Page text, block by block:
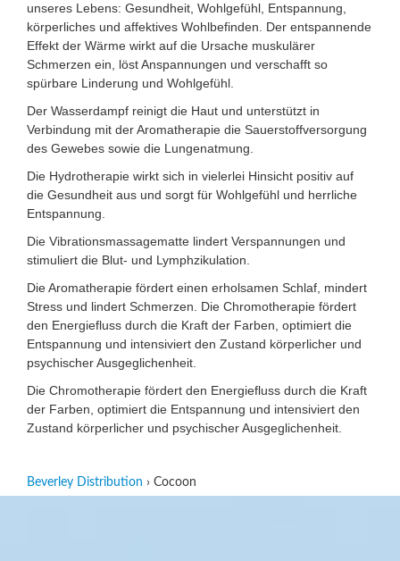
unseres Lebens: Gesundheit, Wohlgefühl, Entspannung,
körperliches und affektives Wohlbefinden. Der entspannende
Effekt der Wärme wirkt auf die Ursache muskulärer
Schmerzen ein, löst Anspannungen und verschafft so
spürbare Linderung und Wohlgefühl.
Der Wasserdampf reinigt die Haut und unterstützt in
Verbindung mit der Aromatherapie die Sauerstoffversorgung
des Gewebes sowie die Lungenatmung.
Die Hydrotherapie wirkt sich in vielerlei Hinsicht positiv auf
die Gesundheit aus und sorgt für Wohlgefühl und herrliche
Entspannung.
Die Vibrationsmassagematte lindert Verspannungen und
stimuliert die Blut- und Lymphzikulation.
Die Aromatherapie fördert einen erholsamen Schlaf, mindert
Stress und lindert Schmerzen. Die Chromotherapie fördert
den Energiefluss durch die Kraft der Farben, optimiert die
Entspannung und intensiviert den Zustand körperlicher und
psychischer Ausgeglichenheit.
Die Chromotherapie fördert den Energiefluss durch die Kraft
der Farben, optimiert die Entspannung und intensiviert den
Zustand körperlicher und psychischer Ausgeglichenheit.
Beverley Distribution › Cocoon